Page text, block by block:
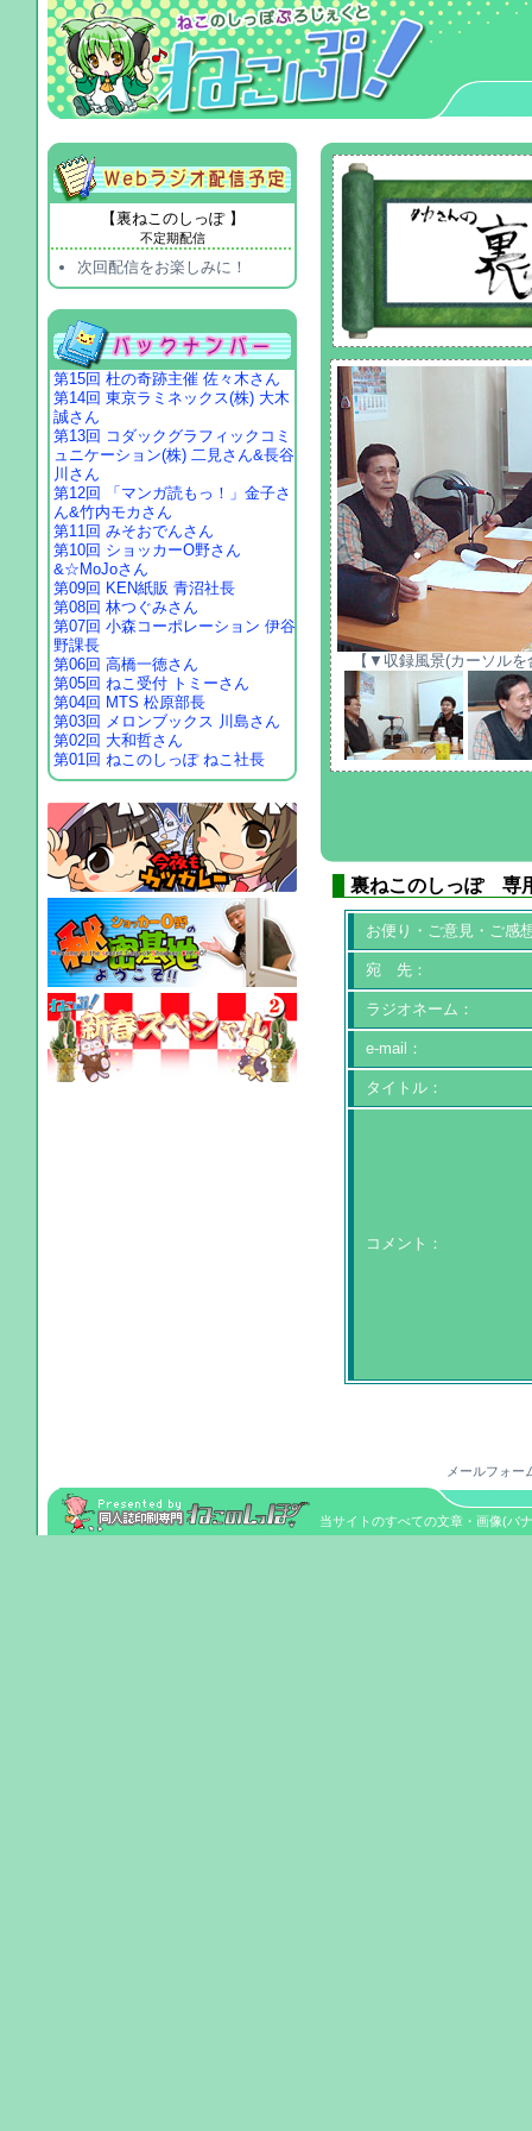
【▼収録風景(カーソル
裏ねこのしっぽ 専
お便り・ご意見・ご感
宛 先：
ラジオネーム：
e-mail：
タイトル：
コメント：
メールフォー
【裏ねこのしっぽ 】
不定期配信
次回配信をお楽しみに！
第15回 杜の奇跡主催 佐々木さん
第14回 東京ラミネックス(株) 大木
誠さん
第13回 コダックグラフィックコミ
ュニケーション(株) 二見さん&長谷
川さん
第12回 「マンガ読もっ！」金子さ
ん&竹内モカさん
第11回 みそおでんさん
第10回 ショッカーO野さん
&☆MoJoさん
第09回 KEN紙販 青沼社長
第08回 林つぐみさん
第07回 小森コーポレーション 伊谷
野課長
第06回 高橋一徳さん
第05回 ねこ受付 トミーさん
第04回 MTS 松原部長
第03回 メロンブックス 川島さん
第02回 大和哲さん
第01回 ねこのしっぽ ねこ社長
当サイトのすべての文章・画像(バ